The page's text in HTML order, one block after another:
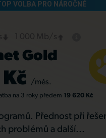
Gold
/měs.
na 3 rokypředem 19 620 Kč
Přednost při
problémů a další...